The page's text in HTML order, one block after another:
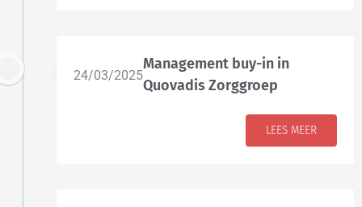
24/03/2025
Management buy-in in
Quovadis Zorggroep
LEES MEER